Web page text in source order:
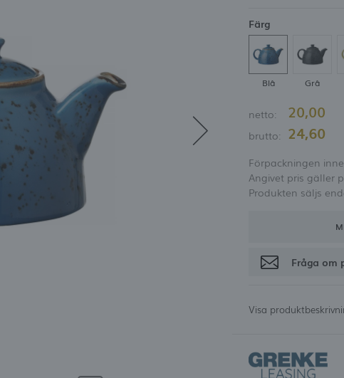
Glömt lösenord
IN
ingen anledning att ange
möjlighet att få rabatter och
REGISTRERING
Färg
Blå Grå
netto: 20,00
brutto: 24,60
Förpackningen
Angivet pris gäller
Produkten säljs
Fråga om
Visa